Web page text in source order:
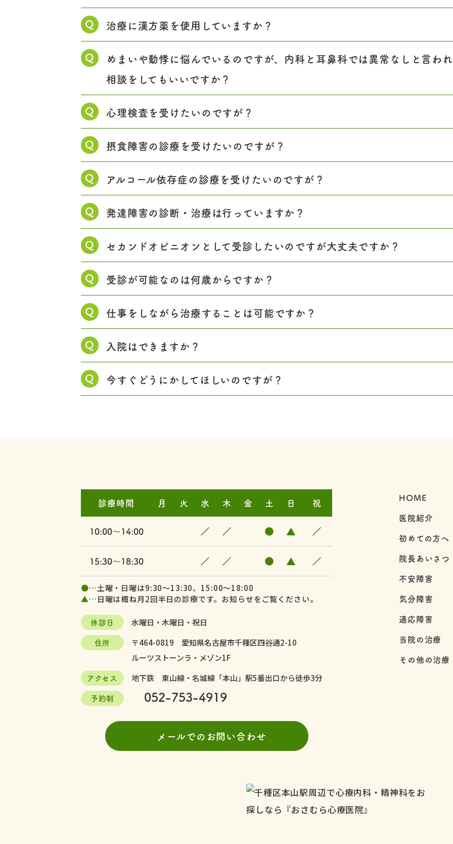
Q 治療に漢方薬を使用していますか？
Q
めまいや動悸に悩んでいるのですが、内科と耳鼻科では異常なしと言わ
相談をしてもいいですか？
Q 心理検査を受けたいのですが？
Q 摂食障害の診療を受けたいのですが？
Q アルコール依存症の診療を受けたいのですが？
Q 発達障害の診断・治療は行っていますか？
Q セカンドオピニオンとして受診したいのですが大丈夫ですか？
Q 受診が可能なのは何歳からですか？
Q 仕事をしながら治療することは可能ですか？
Q 入院はできますか？
Q 今すぐどうにかしてほしいのですが？
診療時間 月 火 水 木 金 土 日 祝
10:00～14:00 ／ ／ ● ▲ ／
15:30～18:30 ／ ／ ● ▲ ／
●…土曜・日曜は9:30～13:30、15:00～18:00
▲…日曜は概ね月2回半日の診療です。お知らせをご覧ください。
休診日
水曜日・木曜日・祝日
住所
〒464-0819 愛知県名古屋市千種区四谷通2-10
ルーツストーンラ・メゾン1F
アクセス
地下鉄 東山線・名城線「本山」駅5番出口から徒歩3分
予約制
052-753-4919
メールでのお問い合わせ
HOME
医院紹介
初めての方へ
院長あいさつ
不安障害
気分障害
適応障害
当院の治療
その他の治療